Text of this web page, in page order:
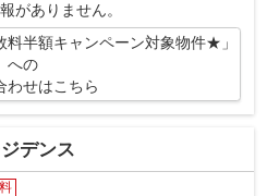
がありません。
料半額キャンペーン対象物件★」
への
わせはこちら
デンス